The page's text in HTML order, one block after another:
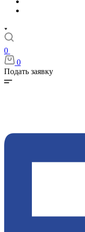
0
0
Подать заявку